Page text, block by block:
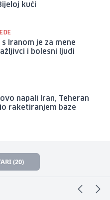
kući
Iranom je za mene
i bolesni ljudi
napali Iran, Teheran
raketiranjem baze
(20)